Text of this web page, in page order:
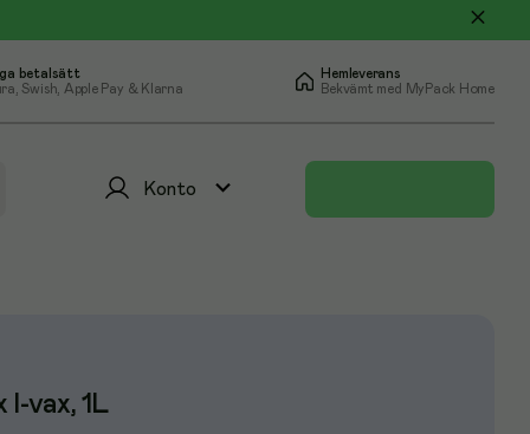
betalsätt
Swish, Apple Pay & Klarna
Hemleverans
Bekvämt med MyPack Home
Konto
I-vax, 1L